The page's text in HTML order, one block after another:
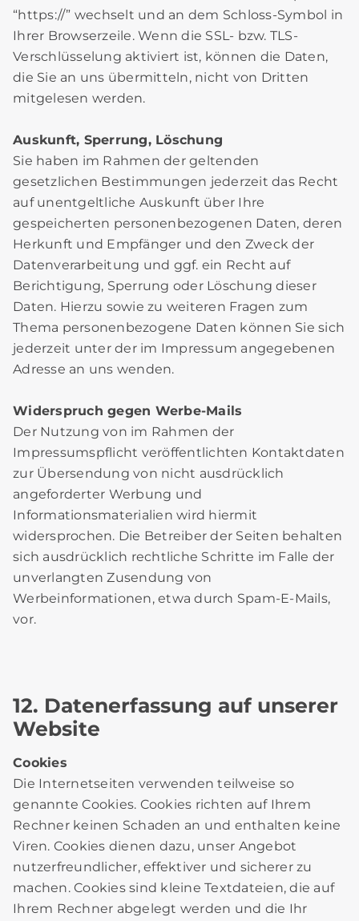
“https://” wechselt und an dem Schloss-Symbol in
Ihrer Browserzeile. Wenn die SSL- bzw. TLS-
Verschlüsselung aktiviert ist, können die Daten,
die Sie an uns übermitteln, nicht von Dritten
mitgelesen werden.
Auskunft, Sperrung, Löschung
Sie haben im Rahmen der geltenden
gesetzlichen Bestimmungen jederzeit das Recht
auf unentgeltliche Auskunft über Ihre
gespeicherten personenbezogenen Daten, deren
Herkunft und Empfänger und den Zweck der
Datenverarbeitung und ggf. ein Recht auf
Berichtigung, Sperrung oder Löschung dieser
Daten. Hierzu sowie zu weiteren Fragen zum
Thema personenbezogene Daten können Sie sich
jederzeit unter der im Impressum angegebenen
Adresse an uns wenden.
Widerspruch gegen Werbe-Mails
Der Nutzung von im Rahmen der
Impressumspflicht veröffentlichten Kontaktdaten
zur Übersendung von nicht ausdrücklich
angeforderter Werbung und
Informationsmaterialien wird hiermit
widersprochen. Die Betreiber der Seiten behalten
sich ausdrücklich rechtliche Schritte im Falle der
unverlangten Zusendung von
Werbeinformationen, etwa durch Spam-E-Mails,
vor.
12. Datenerfassung auf unserer
Website
Cookies
Die Internetseiten verwenden teilweise so
genannte Cookies. Cookies richten auf Ihrem
Rechner keinen Schaden an und enthalten keine
Viren. Cookies dienen dazu, unser Angebot
nutzerfreundlicher, effektiver und sicherer zu
machen. Cookies sind kleine Textdateien, die auf
Ihrem Rechner abgelegt werden und die Ihr